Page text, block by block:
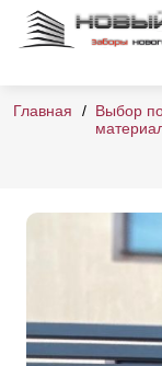
Главная
Выбор